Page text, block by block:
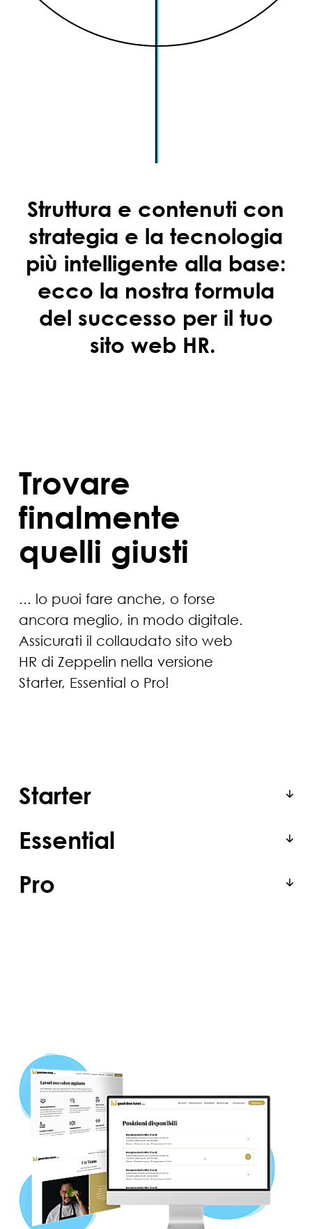
Struttura e contenuti con
strategia e latecnologia
più intelligente alla base:
ecco la nostra formula
del successo per il tuo
sito web HR.
Trovare
finalmente
quelli giusti
... lo puoi fare anche, o forse
ancora meglio, in modo digitale.
Assicurati il collaudato sito web
HR di Zeppelin nella versione
Starter, Essential o Pro!
Starter
contenuti
Essential
contenuti, landingpage &
Pro